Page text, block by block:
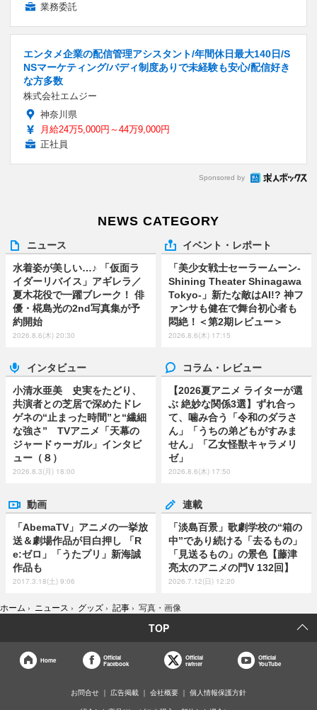
業務委託
エンタメ企業の配信管理アシスタント/年間休日最大140日/S
NSマーケティング/バディ制度ありで未経験も安心/配信好き
な方多数
株式会社エムジー
神奈川県
月給24万5,000円～44万9,000円
正社員
Sponsored by
NEWS CATEGORY
ニュース
水着姿が美しい…♪ 「仮面ラ
イダーリバイス」アギレラ／
夏木花役で一躍ブレーク！ 俳
優・椛島光の2nd写真集が予
約開始
2026.8.6(木) 20:30
イベント・レポート
「美少女戦士セーラームーン-
Shining Theater Shinagawa
Tokyo-」新たな敵はAI!? 神フ
ァンサも健在で舞台初心者も
悶絶！＜第2期レビュー＞
2026.8.6(木) 17:15
インタビュー
小清水亜美 史実をたどり、
共演者との芝居で深めたドレ
ゲネの“止まった時間”と“繊細
な強さ” TVアニメ「天幕の
ジャードゥーガル」インタビ
ュー（８）
2026.8.3(月) 18:00
コラム・レビュー
【2026夏アニメ ライターが選
ぶ 絶妙な関係3選】ずれ合っ
て、噛み合う「令和のダラさ
ん」「うちの弟どもがすみま
せん」「乙女怪獣キャラメリ
ゼ」
2026.8.6(木) 17:50
動画
「AbemaTV」アニメの一挙放
送＆劇場作品が目白押し 「R
e:ゼロ」「うたプリ」新海誠
作品も
2017.3.18(土) 9:06
連載
「淡島百景」歌劇学校の“箱の
中”であり続ける「去るもの」
「見送るもの」の景色【藤津
亮太のアニメの門V 132回】
2026.7.12(日) 12:20
ホーム › ニュース › グッズ › 記事 › 写真・画像
TOP
Home
Official
Facebook
Official
twitter
Official
YouTube
お問合せ 広告掲載 会社概要 個人情報保護方針